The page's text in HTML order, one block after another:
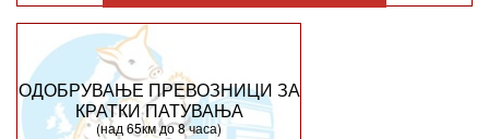
ОДОБРУВАЊЕ ПРЕВОЗНИЦИ ЗА
КРАТКИ ПАТУВАЊА
(над 65км до 8 часа)